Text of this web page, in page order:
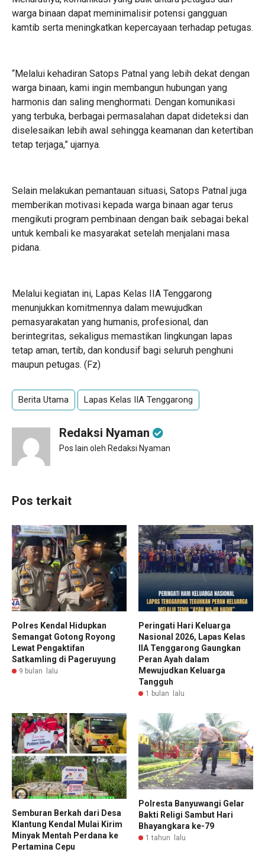
warga binaan dapat meminimalisir potensi gangguan
kamtib serta meningkatkan kepercayaan terhadap petugas.
“Melalui kehadiran Satops Patnal yang lebih dekat dengan
warga binaan, kami ingin membangun hubungan yang
harmonis dan saling menghormati. Dengan komunikasi
yang terbuka, berbagai permasalahan dapat dideteksi dan
diselesaikan lebih awal sehingga keamanan dan ketertiban
tetap terjaga,” ujarnya.
Selain melakukan pemantauan situasi, Satops Patnal juga
memberikan motivasi kepada warga binaan agar terus
mengikuti program pembinaan dengan baik sebagai bekal
untuk kembali ke masyarakat setelah menjalani masa
pidana.
Melalui kegiatan ini, Lapas Kelas IIA Tenggarong
menunjukkan komitmennya dalam mewujudkan
pemasyarakatan yang humanis, profesional, dan
berintegritas, sekaligus memastikan lingkungan lapas
tetap aman, tertib, dan kondusif bagi seluruh penghuni
maupun petugas. (Fz)
Berita Utama Lapas Kelas IIA Tenggarong
Redaksi Nyaman
Pos lain oleh Redaksi Nyaman
Pos terkait
Polres Kendal Hidupkan
Semangat Gotong Royong
Lewat Pengaktifan
Satkamling di Pageruyung
9 bulan lalu
Peringati Hari Keluarga
Nasional 2026, Lapas Kelas
IIA Tenggarong Gaungkan
Peran Ayah dalam
Mewujudkan Keluarga
Tangguh
1 bulan lalu
​Semburan Berkah dari Desa
Klantung Kendal Mulai Kirim
Minyak Mentah Perdana ke
Pertamina Cepu
Polresta Banyuwangi Gelar
Bakti Religi Sambut Hari
Bhayangkara ke-79
1 tahun lalu